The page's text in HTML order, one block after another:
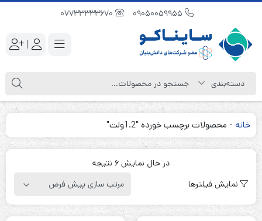
|
خانه - محصولات برچسب خورده "1.2ولت"
در حال نمایش 6 نتیجه
نمایش فیلترها